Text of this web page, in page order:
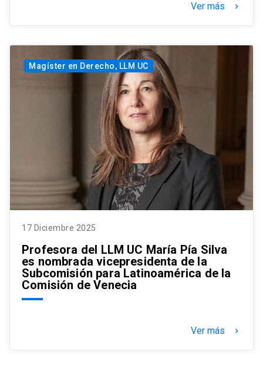
Ver más keyboard_arrow_right
Magíster en Derecho, LLM UC
17 Diciembre 2025
Profesora del LLM UC María Pía Silva
es nombrada vicepresidenta de la
Subcomisión para Latinoamérica de la
Comisión de Venecia
Ver más keyboard_arrow_right